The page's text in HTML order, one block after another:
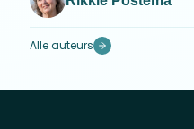
Alle auteurs